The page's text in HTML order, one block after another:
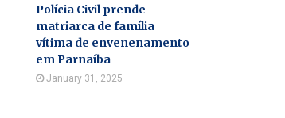
Polícia Civil prende
matriarca de família
vítima de envenenamento
em Parnaíba
January 31, 2025